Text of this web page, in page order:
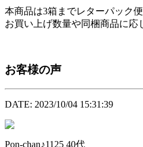
本商品は3箱までレターパック
お買い上げ数量や同梱商品に応
お客様の声
DATE: 2023/10/04 15:31:39
Pon-chan♪1125 40代